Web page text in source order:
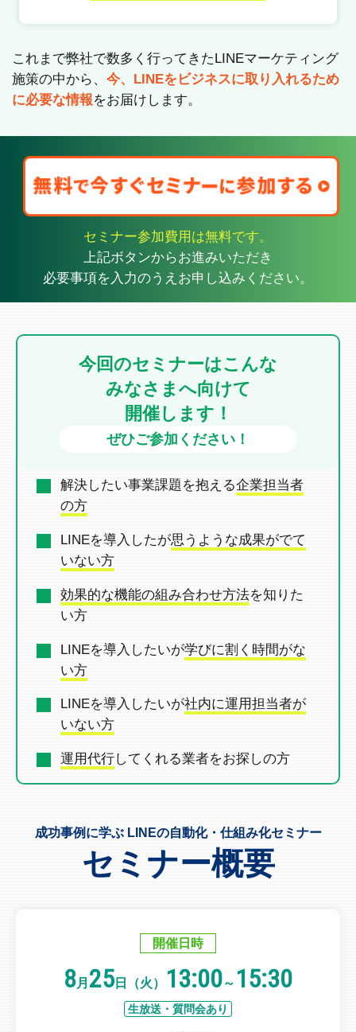
これまで弊社で数多く行ってきたLINEマーケティング
施策の中から、 今、LINEをビジネスに取り入れるため
に必要な情報をお届けします。
セミナー参加費用は無料です。
上記ボタンからお進みいただき
必要事項を入力のうえお申し込みください。
今回のセミナーはこんな
みなさまへ向けて
開催します！
ぜひご参加ください！
解決したい事業課題を抱える企業担当者
の方
LINEを導入したが思うような成果がでて
いない方
効果的な機能の組み合わせ方法を知りた
い方
LINEを導入したいが学びに割く時間がな
い方
LINEを導入したいが社内に運用担当者が
いない方
運用代行してくれる業者をお探しの方
成功事例に学ぶ LINEの自動化・仕組み化セミナー
セミナー概要
開催日時
8月 25 日（火） 13:00～ 15:30
生放送・質問会あり